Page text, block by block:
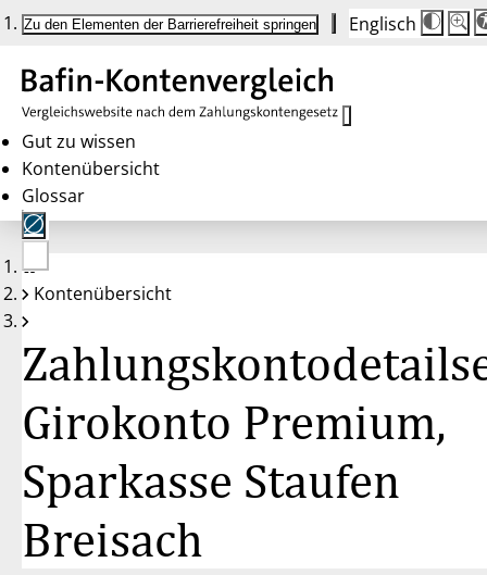
Zu den Elementen der Barrierefreiheit springen Englisch
Die
auf
100
100
Gut zu wissen
Kontenübersicht
Glossar
Keine
Konten
Kontenübersicht
Girokonto Premium,
Sparkasse Staufen
Breisach